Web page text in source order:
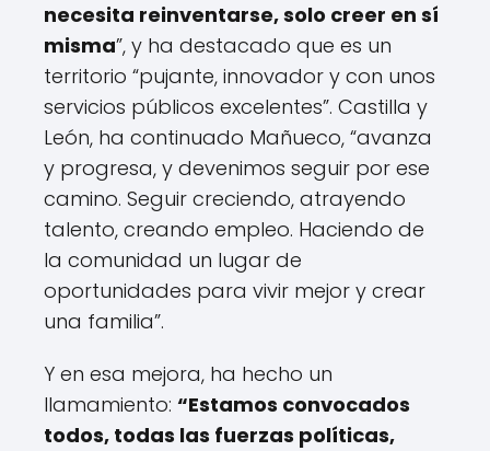
necesita reinventarse, solo creer en sí
misma”, y ha destacado que es un
territorio “pujante, innovador y con unos
servicios públicos excelentes”. Castilla y
León, ha continuado Mañueco, “avanza
y progresa, y devenimos seguir por ese
camino. Seguir creciendo, atrayendo
talento, creando empleo. Haciendo de
la comunidad un lugar de
oportunidades para vivir mejor y crear
una familia”.
Y en esa mejora, ha hecho un
llamamiento: “Estamos convocados
todos, todas las fuerzas políticas,